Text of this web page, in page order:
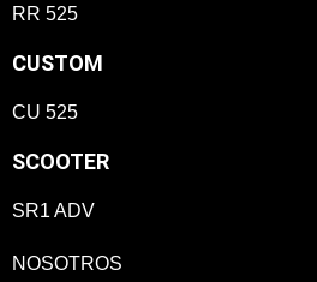
RR 525
CUSTOM
CU 525
SCOOTER
SR1 ADV
NOSOTROS